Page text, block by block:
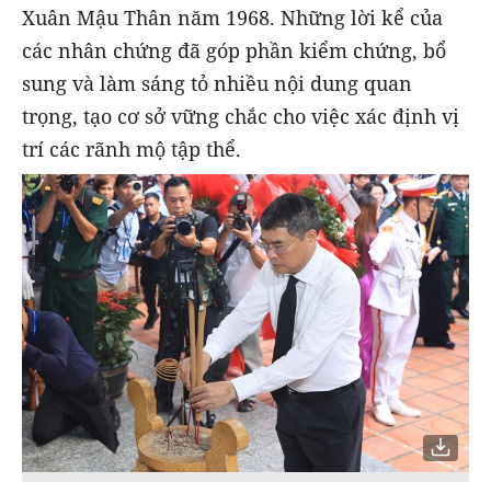
Xuân Mậu Thân năm 1968. Những lời kể của
các nhân chứng đã góp phần kiểm chứng, bổ
sung và làm sáng tỏ nhiều nội dung quan
trọng, tạo cơ sở vững chắc cho việc xác định vị
trí các rãnh mộ tập thể.